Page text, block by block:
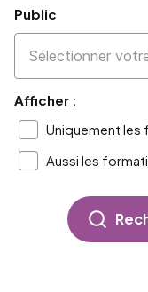
Public
Afficher :
Uniquement les
Aussi les